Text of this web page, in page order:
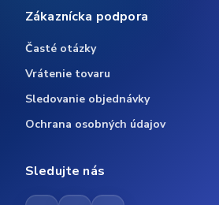
Zákaznícka podpora
Časté otázky
Vrátenie tovaru
Sledovanie objednávky
Ochrana osobných údajov
Sledujte nás